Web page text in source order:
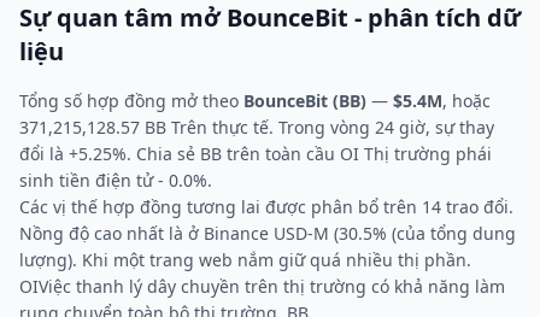
Sự quan tâm mở BounceBit - phân tích dữ
liệu
Tổng số hợp đồng mở theo BounceBit (BB) — $5.4M, hoặc
371,215,128.57 BB Trên thực tế. Trong vòng 24 giờ, sự thay
đổi là +5.25%. Chia sẻ BB trên toàn cầu OI Thị trường phái
sinh tiền điện tử - 0.0%.
Các vị thế hợp đồng tương lai được phân bổ trên 14 trao đổi.
Nồng độ cao nhất là ở Binance USD-M (30.5% (của tổng dung
lượng). Khi một trang web nắm giữ quá nhiều thị phần.
OIViệc thanh lý dây chuyền trên thị trường có khả năng làm